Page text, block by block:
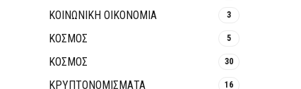
ΚΟΙΝΩΝΙΚΉ ΟΙΚΟΝΟΜΊΑ 3
ΚΟΣΜΟΣ 5
ΚΟΣΜΟΣ 30
ΚΡΥΠΤΟΝΟΜΊΣΜΑΤΑ 16